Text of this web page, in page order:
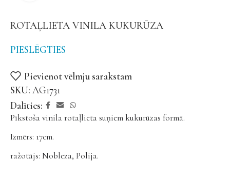
ROTAĻLIETA VINILA KUKURŪZA
PIESLĒGTIES
Pievienot vēlmju sarakstam
SKU: AG1731
Dalīties:
Pīkstoša vinila rotaļlieta suņiem kukurūzas formā.
Izmērs: 17cm.
ražotājs: Nobleza, Polija.